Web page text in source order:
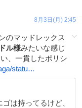
8月3日(月) 2:45
のマッドレックス
ル様みたいな感じ
、一貫したポリシ
statu…
は持ってるけど、